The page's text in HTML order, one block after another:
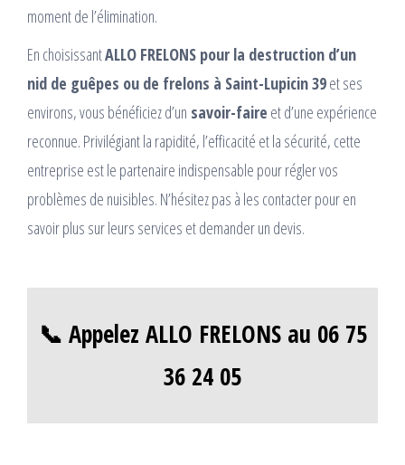
moment de l’élimination.
En choisissantALLO FRELONS pour la destruction d’un
nid de guêpes ou de frelons à Saint-Lupicin 39et ses
environs, vous bénéficiez d’un savoir-faire et d’une expérience
reconnue. Privilégiant la rapidité, l’efficacité et la sécurité, cette
entreprise est le partenaire indispensable pour régler vos
problèmes de nuisibles. N’hésitez pas à les contacter pour en
savoir plus sur leurs services et demander un devis.
📞 Appelez ALLO FRELONS au 06 75
36 24 05